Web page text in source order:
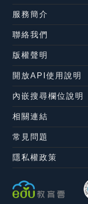
服務簡介
聯絡我們
版權聲明
開放API使用說明
內嵌搜尋欄位說明
相關連結
常見問題
隱私權政策